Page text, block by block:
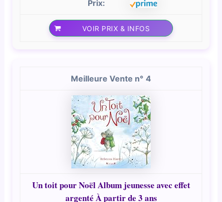
VOIR PRIX & INFOS
4
Un toit pour Noël Album jeunesse avec effet
argenté À partir de 3 ans